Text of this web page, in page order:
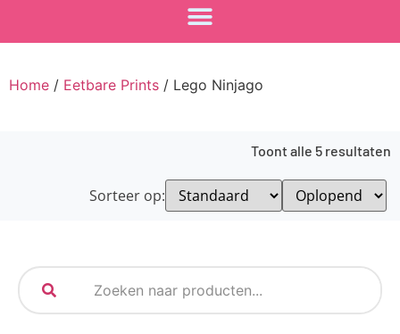
Home / Eetbare Prints / Lego Ninjago
Toont alle 5 resultaten
Sorteer op: